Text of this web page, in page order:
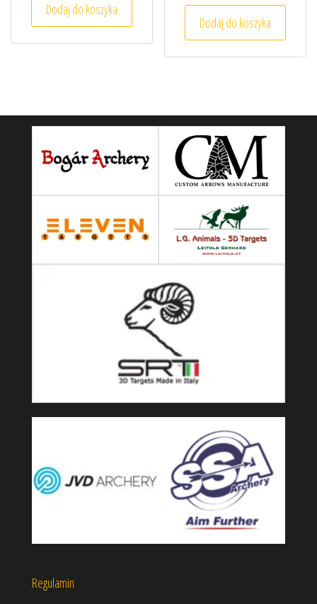
Dodaj do koszyka
Dodaj do koszyka
Regulamin